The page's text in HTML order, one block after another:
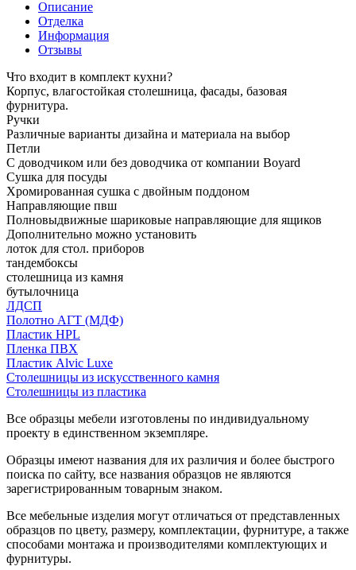
Описание
Отделка
Информация
Отзывы
Что входит в комплект кухни?
Корпус, влагостойкая столешница, фасады, базовая
фурнитура.
Ручки
Различные варианты дизайна и материала на выбор
Петли
С доводчиком или без доводчика от компании Boyard
Сушка для посуды
Хромированная сушка с двойным поддоном
Направляющие пвш
Полновыдвижные шариковые направляющие для ящиков
Дополнительно можно установить
лоток для стол. приборов
тандембоксы
столешница из камня
бутылочница
ЛДСП
Полотно АГТ (МДФ)
Пластик HPL
Пленка ПВХ
Пластик Alvic Luxe
Столешницы из искусственного камня
Столешницы из пластика
Все образцы мебели изготовлены по индивидуальному
проекту в единственном экземпляре.
Образцы имеют названия для их различия и более быстрого
поиска по сайту, все названия образцов не являются
зарегистрированным товарным знаком.
Все мебельные изделия могут отличаться от представленных
образцов по цвету, размеру, комплектации, фурнитуре, а также
способами монтажа и производителями комплектующих и
фурнитуры.